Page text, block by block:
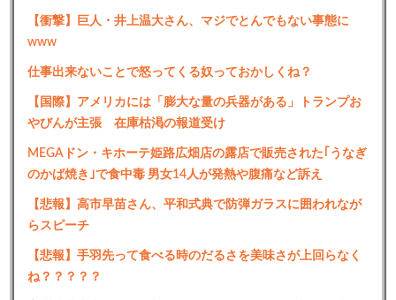
【衝撃】巨人・井上温大さん、マジでとんでもない事態に
www
仕事出来ないことで怒ってくる奴っておかしくね？
【国際】アメリカには「膨大な量の兵器がある」トランプお
やびんが主張 在庫枯渇の報道受け
MEGAドン・キホーテ姫路広畑店の露店で販売された｢うなぎ
のかば焼き｣で食中毒 男女14人が発熱や腹痛など訴え
【悲報】高市早苗さん、平和式典で防弾ガラスに囲われなが
らスピーチ
【悲報】手羽先って食べる時のだるさを美味さが上回らなく
ね？？？？？